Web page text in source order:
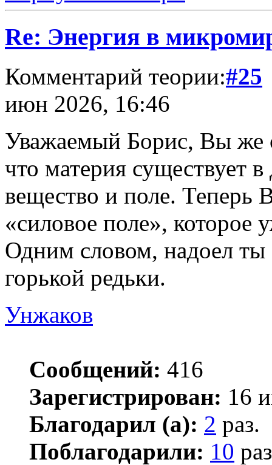
Re: Энергия в
Комментарий теории:#25
июн 2026, 16:46
Уважаемый Борис, Вы же
что материя существует
вещество и поле. Теперь
«силовое поле», которое
Одним словом, надоел ты
горькой редьки.
Унжаков
Сообщений: 416
Зарегистрирован: 16
Благодарил (а): 2 раз.
Поблагодарили: 10